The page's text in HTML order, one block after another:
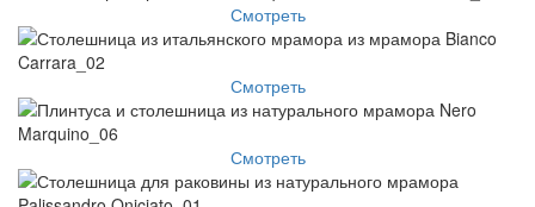
Смотреть
Смотреть
Смотреть